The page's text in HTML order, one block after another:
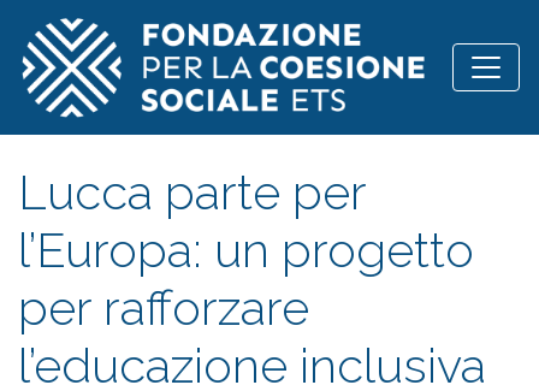
Vai al contenuto
Lucca parte per
l’Europa: un progetto
per rafforzare
l’educazione inclusiva